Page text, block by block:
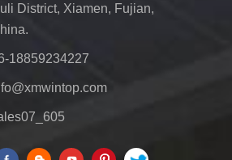
District, Xiamen, Fujian,
18859234227